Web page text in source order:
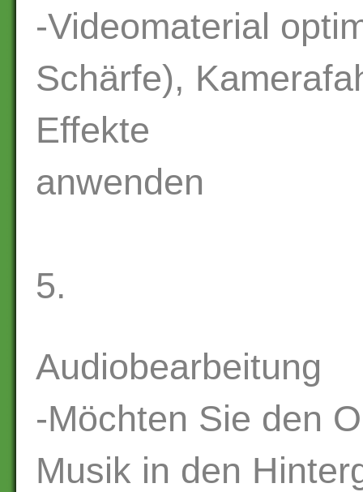
-Videomaterial
Schärfe),
Effekte
anwenden
5.
Audiobearbeitung
-Möchten Sie den
Musik in den